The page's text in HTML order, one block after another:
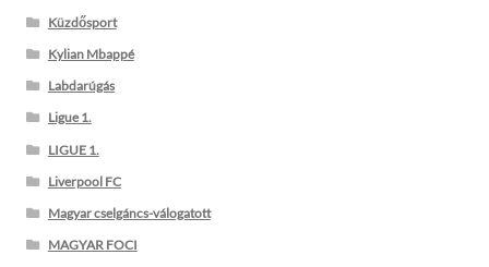
Küzdősport
Kylian Mbappé
Labdarúgás
Ligue 1.
LIGUE 1.
Liverpool FC
Magyar cselgáncs-válogatott
MAGYAR FOCI